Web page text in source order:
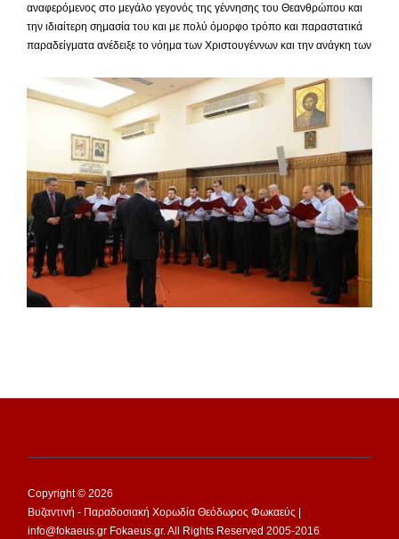
αναφερόμενος στο μεγάλο γεγονός της γέννησης του Θεανθρώπου και
την ιδιαίτερη σημασία του και με πολύ όμορφο τρόπο και παραστατικά
παραδείγματα ανέδειξε το νόημα των Χριστουγέννων και την ανάγκη των
Copyright © 2026
Βυζαντινή - Παραδοσιακή Χορωδία Θεόδωρος Φωκαεύς |
info@fokaeus.gr Fokaeus.gr. All Rights Reserved 2005-2016